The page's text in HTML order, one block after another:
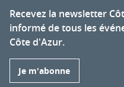
Recevez la newsletter
informé de tous les
Côte d'Azur.
Je m'abonne